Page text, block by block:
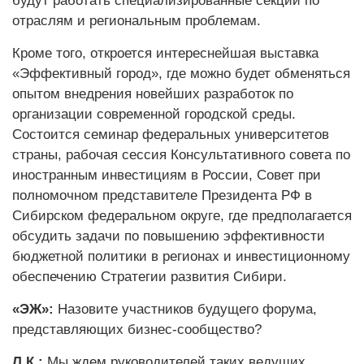
отраслям и региональным проблемам.
Кроме того, откроется интереснейшая выставка
«Эффективный город», где можно будет обменяться
опытом внедрения новейших разработок по
организации современной городской среды.
Состоится семинар федеральных университетов
страны, рабочая сессия Консультативного совета по
иностранным инвестициям в России, Совет при
полномочном представителе Президента РФ в
Сибирском федеральном округе, где предполагается
обсудить задачи по повышению эффективности
бюджетной политики в регионах и инвестиционному
обеспечению Стратегии развития Сибири.
«ЭЖ»: Назовите участников будущего форума,
представляющих бизнес-сообщество?